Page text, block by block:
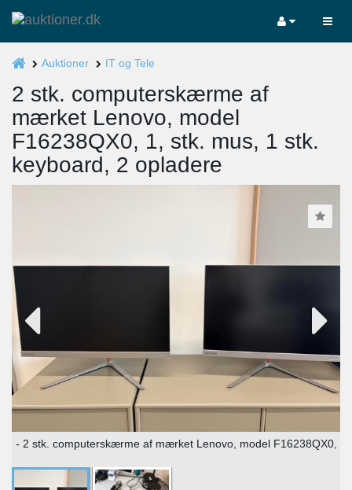
Auktioner IT og Tele
2 stk. computerskærme af
mærket Lenovo, model
F16238QX0, 1, stk. mus, 1 stk.
keyboard, 2 opladere
- 2 stk. computerskærme af mærket Lenovo, model F16238QX0,